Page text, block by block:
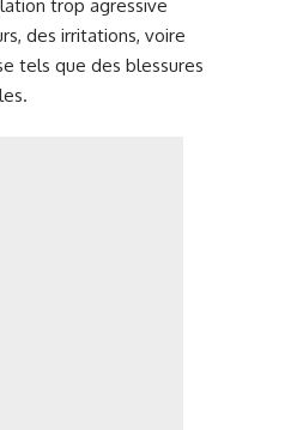
trop agressive
des irritations, voire
tels que des blessures